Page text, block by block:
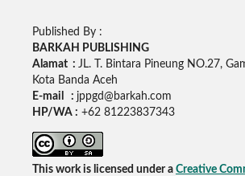
Published By :
BARKAH PUBLISHING
Alamat : JL. T. Bintara Pineung NO.27,
Kota Banda Aceh
E-mail : jppgd@barkah.com
HP/WA : +62 81223837343
This work is licensed under a Creative